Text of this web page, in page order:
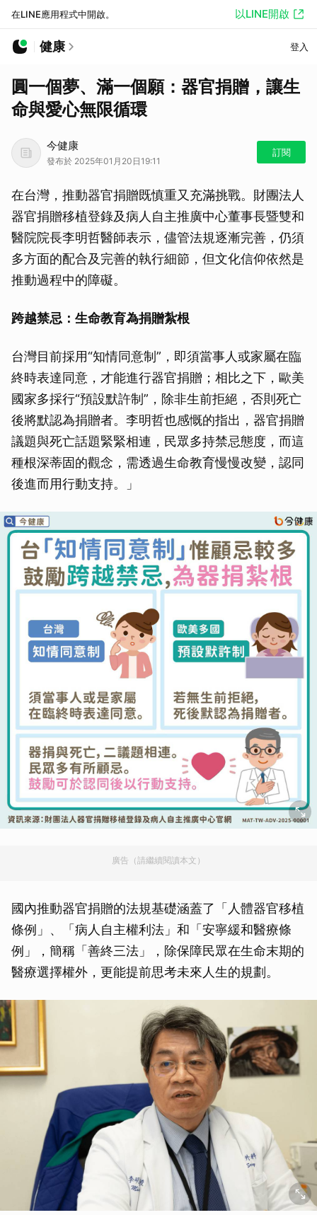
在LINE應用程式中開啟。 以LINE開啟
健康 登入
圓一個夢、滿一個願：器官捐贈，讓生
命與愛心無限循環
今健康
發布於 2025年01月20日19:11
訂閱
在台灣，推動器官捐贈既慎重又充滿挑戰。財團法人
器官捐贈移植登錄及病人自主推廣中心董事長暨雙和
醫院院長李明哲醫師表示，儘管法規逐漸完善，仍須
多方面的配合及完善的執行細節，但文化信仰依然是
推動過程中的障礙。
跨越禁忌：生命教育為捐贈紮根
台灣目前採用“知情同意制”，即須當事人或家屬在臨
終時表達同意，才能進行器官捐贈；相比之下，歐美
國家多採行“預設默許制”，除非生前拒絕，否則死亡
後將默認為捐贈者。李明哲也感慨的指出，器官捐贈
議題與死亡話題緊緊相連，民眾多持禁忌態度，而這
種根深蒂固的觀念，需透過生命教育慢慢改變，認同
後進而用行動支持。」
廣告（請繼續閱讀本文）
國內推動器官捐贈的法規基礎涵蓋了「人體器官移植
條例」、「病人自主權利法」和「安寧緩和醫療條
例」，簡稱「善終三法」，除保障民眾在生命末期的
醫療選擇權外，更能提前思考未來人生的規劃。